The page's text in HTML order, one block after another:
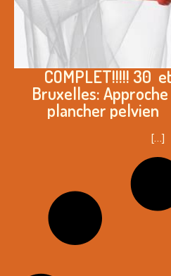
COMPLET!!!!! 30
Bruxelles:
plancher pelvien
[…]